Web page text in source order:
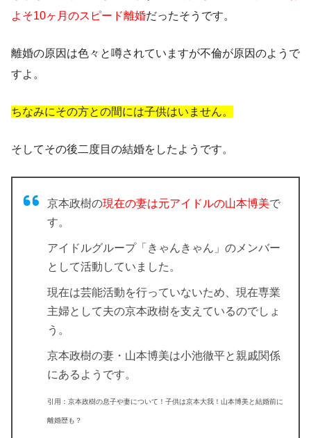
よそ10ヶ月のスピード離婚だったそうです。
離婚の原因は色々と噂されていますが不倫が原因のようで
すよ。
ちなみにその方との間には子供はいません。
そしてその後二度目の結婚をしたようです。
京本政樹の現在の妻は元アイドルの山本博美で
す。
アイドルグループ「きゃんきゃん」のメンバー
として活動していました。
現在は芸能活動を行っていないため、現在専業
主婦として夫の京本政樹を支えているのでしょ
う。
京本政樹の妻・山本博美は小池徹平と親戚関係
にあるようです。
引用：京本政樹の息子や妻について！子供は京本大我！山本博美と結婚前に
離婚歴も？